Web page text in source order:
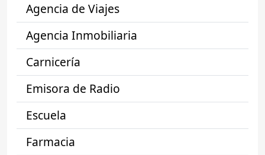
Agencia de Viajes
Agencia Inmobiliaria
Carnicería
Emisora de Radio
Escuela
Farmacia